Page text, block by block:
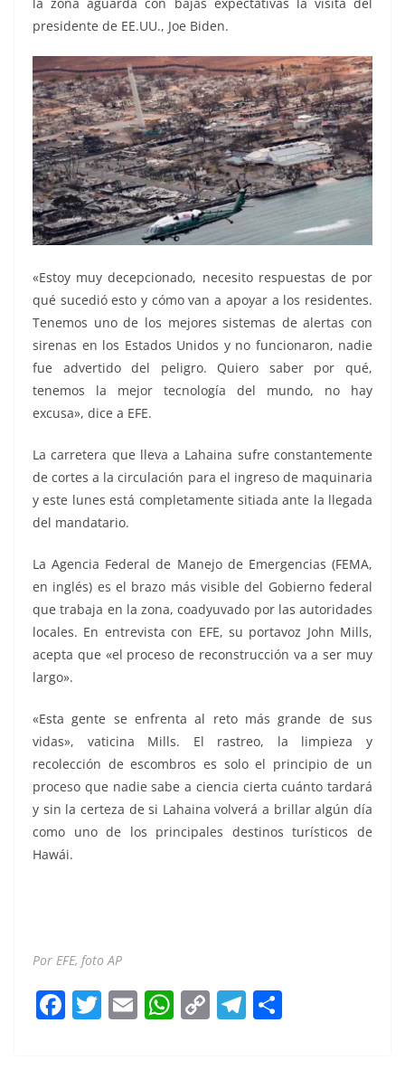
la zona aguarda con bajas expectativas la visita del
presidente de EE.UU., Joe Biden.
«Estoy muy decepcionado, necesito respuestas de por
qué sucedió esto y cómo van a apoyar a los residentes.
Tenemos uno de los mejores sistemas de alertas con
sirenas en los Estados Unidos y no funcionaron, nadie
fue advertido del peligro. Quiero saber por qué,
tenemos la mejor tecnología del mundo, no hay
excusa», dice a EFE.
La carretera que lleva a Lahaina sufre constantemente
de cortes a la circulación para el ingreso de maquinaria
y este lunes está completamente sitiada ante la llegada
del mandatario.
La Agencia Federal de Manejo de Emergencias (FEMA,
en inglés) es el brazo más visible del Gobierno federal
que trabaja en la zona, coadyuvado por las autoridades
locales. En entrevista con EFE, su portavoz John Mills,
acepta que «el proceso de reconstrucción va a ser muy
largo».
«Esta gente se enfrenta al reto más grande de sus
vidas», vaticina Mills. El rastreo, la limpieza y
recolección de escombros es solo el principio de un
proceso que nadie sabe a ciencia cierta cuánto tardará
y sin la certeza de si Lahaina volverá a brillar algún día
como uno de los principales destinos turísticos de
Hawái.
Por EFE, foto AP
F T E W C T